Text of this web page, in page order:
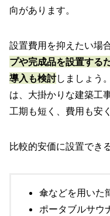
向があります。
設置費用を抑えたい場合
プや完成品を設置する
導入も検討しましょう
は、大掛かりな建築工
工期も短く、費用も安
比較的安価に設置でき
傘などを用いた
ポータブルサウ